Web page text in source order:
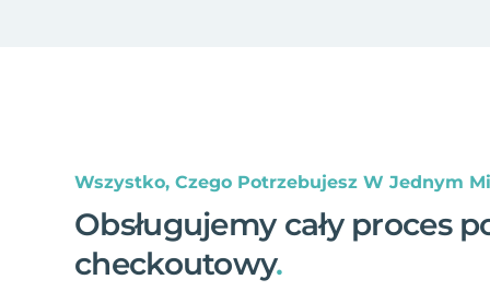
Wszystko, Czego Potrzebujesz W Jednym
Obsługujemy cały proces
checkoutowy.